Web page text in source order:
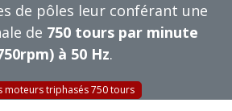
de pôles leur conférant une
de 750 tours par minute
à 50 Hz.
moteurs triphasés 750 tours